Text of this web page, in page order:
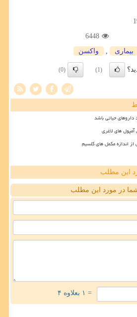
6448
بیماری واكسن
(1)
(0)
حیاتی باشد
آمپول های لاغری
اندازه مکمل های کلسیم
این مطلب
در مورد این مطلب
= ۱ بعلاوه ۴